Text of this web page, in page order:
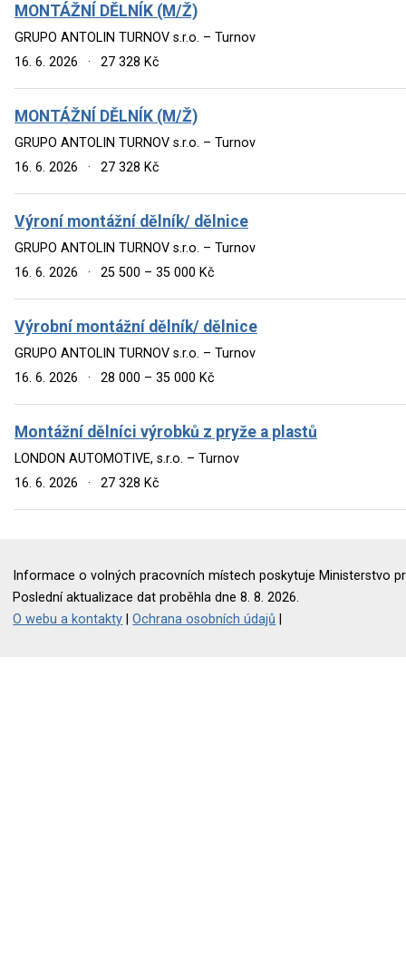
MONTÁŽNÍ DĚLNÍK (M/Ž)
GRUPO ANTOLIN TURNOV s.r.o. – Turnov
16. 6. 2026
· 27 328 Kč
MONTÁŽNÍ DĚLNÍK (M/Ž)
GRUPO ANTOLIN TURNOV s.r.o. – Turnov
16. 6. 2026
· 27 328 Kč
Výroní montážní dělník/ dělnice
GRUPO ANTOLIN TURNOV s.r.o. – Turnov
16. 6. 2026
· 25 500 – 35 000 Kč
Výrobní montážní dělník/ dělnice
GRUPO ANTOLIN TURNOV s.r.o. – Turnov
16. 6. 2026
· 28 000 – 35 000 Kč
Montážní dělníci výrobků z pryže a plastů
LONDON AUTOMOTIVE, s.r.o. – Turnov
16. 6. 2026
· 27 328 Kč
Informace o volných pracovních místech poskytuje Ministerstvo
Poslední aktualizace dat proběhla dne 8. 8. 2026.
O webu a kontakty |Ochrana osobních údajů